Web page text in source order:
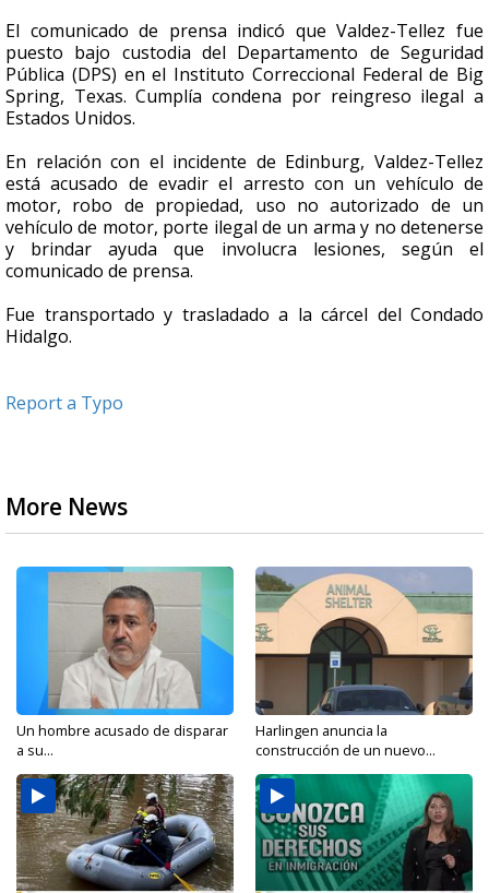
El comunicado de prensa indicó que Valdez-Tellez fue
puesto bajo custodia del Departamento de Seguridad
Pública (DPS) en el Instituto Correccional Federal de Big
Spring, Texas. Cumplía condena por reingreso ilegal a
Estados Unidos.
En relación con el incidente de Edinburg, Valdez-Tellez
está acusado de evadir el arresto con un vehículo de
motor, robo de propiedad, uso no autorizado de un
vehículo de motor, porte ilegal de un arma y no detenerse
y brindar ayuda que involucra lesiones, según el
comunicado de prensa.
Fue transportado y trasladado a la cárcel del Condado
Hidalgo.
Report a Typo
More News
Un hombre acusado de disparar
a su...
Harlingen anuncia la
construcción de un nuevo...